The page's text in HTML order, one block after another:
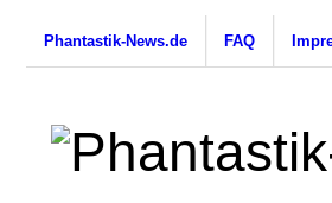
Phantastik-News.de FAQ